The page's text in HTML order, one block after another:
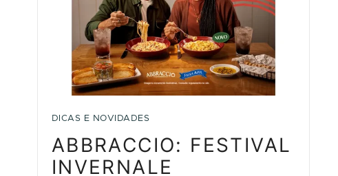
DICAS E NOVIDADES
ABBRACCIO: FESTIVAL
INVERNALE